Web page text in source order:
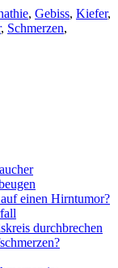
, Gebiss, Kiefer,
, Schmerzen,
einen Hirntumor?
durchbrechen